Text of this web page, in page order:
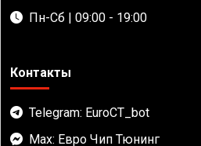
Пн-Сб | 09:00 - 19:00
Контакты
Telegram: EuroCT_bot
Max: Евро Чип Тюнинг